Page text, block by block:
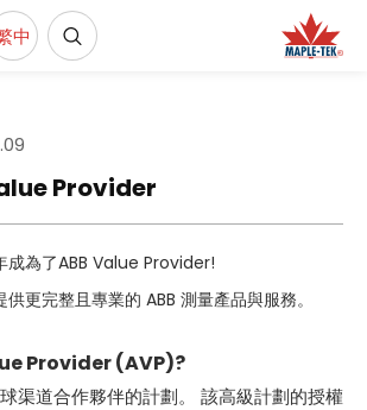
中
Provider
成為了ABB Value Provider!
供更完整且專業的 ABB 測量產品與服務。
Provider (AVP)?
渠道合作夥伴的計劃。 該高級計劃的授權